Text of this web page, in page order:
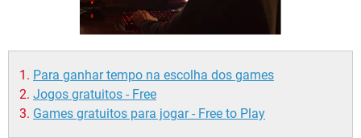
Para ganhar tempo na escolha dos games
Jogos gratuitos - Free
Games gratuitos para jogar - Free to Play